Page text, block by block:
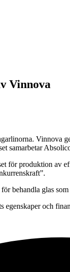
Vinnova
samarbetar
produktion av
behandla glas
egenskaper och